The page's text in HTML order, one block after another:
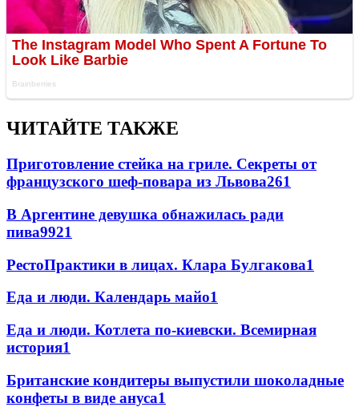
ЧИТАЙТЕ ТАКЖЕ
Приготовление стейка на гриле. Секреты от
французского шеф-повара из Львова261
В Аргентине девушка обнажилась ради
пива9921
РестоПрактики в лицах. Клара Булгакова1
Еда и люди. Календарь майо1
Еда и люди. Котлета по-киевски. Всемирная
история1
Британские кондитеры выпустили шоколадные
конфеты в виде ануса1